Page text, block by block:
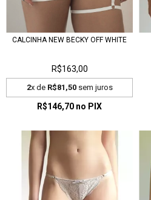
CALCINHA NEW BECKY OFF WHITE
R$163,00
2x de R$81,50sem juros
R$146,70 no PIX